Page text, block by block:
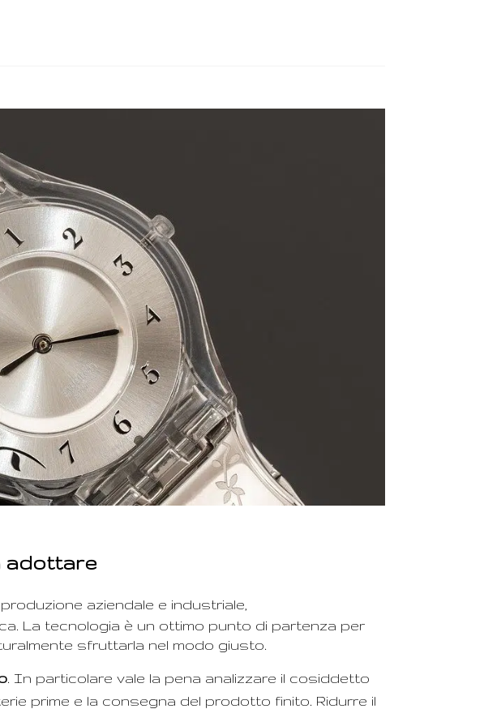
adottare
aziendale e industriale,
La tecnologia è un ottimo punto di partenza per
sfruttarla nel modo giusto.
. In particolare vale la pena analizzare il cosiddetto
prime e la consegna del prodotto finito. Ridurre il